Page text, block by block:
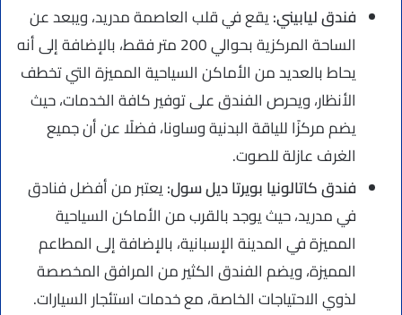
فندق ليابيني:يقع في قلب العاصمة مدريد، ويبعد عن
الساحة المركزية بحوالي 200 متر فقط، بالإضافة إلى أنه
يحاط بالعديد من الأماكن السياحية المميزة التي تخطف
الأنظار، ويحرص الفندق على توفير كافة الخدمات، حيث
يضم مركزًا للياقة البدنية وساونا، فضلًا عن أن جميع
الغرف عازلة للصوت.
فندق كاتالونيا بويرتا ديل سول:يعتبر من أفضل فنادق
في مدريد، حيث يوجد بالقرب من الأماكن السياحية
المميزة في المدينة الإسبانية، بالإضافة إلى المطاعم
المميزة، ويضم الفندق الكثير من المرافق المخصصة
لذوي الاحتياجات الخاصة، مع خدمات استئجار السيارات.